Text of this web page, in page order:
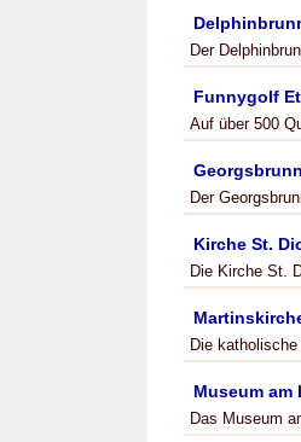
Der
Funnygolf
Auf über 500
Der
Kirche St.
Die Kirche St.
Die
Museum am
Das Museum